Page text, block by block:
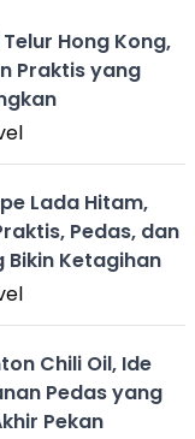
Hong Kong,
Praktis yang
Lada Hitam,
Pedas, dan
Bikin Ketagihan
Chili Oil, Ide
Pedas yang
Pekan